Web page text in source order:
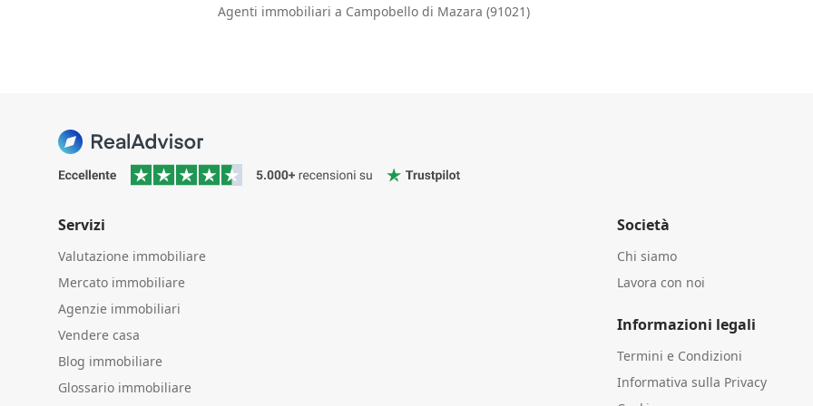
Agenti immobiliari a Campobello di Mazara (91021)
Servizi
Valutazione immobiliare
Mercato immobiliare
Agenzie immobiliari
Vendere casa
Blog immobiliare
Glossario immobiliare
Società
Chi siamo
Lavora con noi
Informazioni legali
Termini e Condizioni
Informativa sulla Privacy